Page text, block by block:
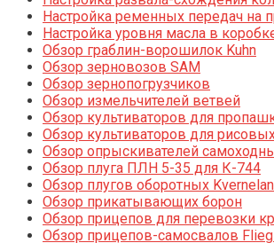
Настройка ременных передач на
Настройка уровня масла в
Обзор граблин-ворошилок Kuhn
Обзор зерновозов SAM
Обзор зернопогрузчиков
Обзор измельчителей ветвей
Обзор культиваторов для
Обзор культиваторов для
Обзор опрыскивателей
Обзор плуга ПЛН 5-35 для К-744
Обзор плугов оборотных
Обзор прикатывающих борон
Обзор прицепов для перевозки
Обзор прицепов-самосвалов